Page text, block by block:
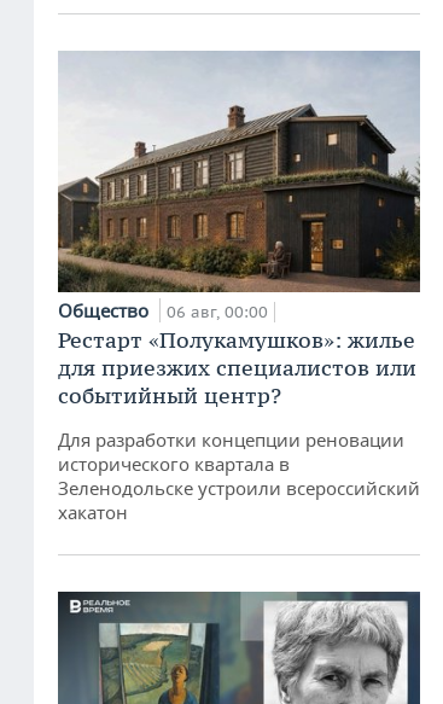
Общество 06 авг, 00:00
Рестарт «Полукамушков»: жилье
для приезжих специалистов или
событийный центр?
Для разработки концепции реновации
исторического квартала в
Зеленодольске устроили всероссийский
хакатон